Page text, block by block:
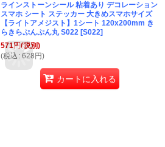
ラインストーンシール 粘着あり デコレーション
スマホ シート ステッカー 大きめスマホサイズ
【ライトアメジスト】1シート 120x200mm き
らきらぷんぷん丸 S022 [S022]
571円(税別)
(税込 : 628 円)
カートに入れる